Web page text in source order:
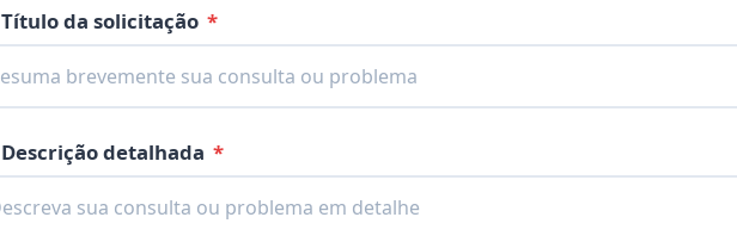
Título da solicitação *
Descrição detalhada *